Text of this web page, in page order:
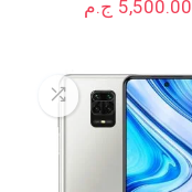
ج.م 5,500.00